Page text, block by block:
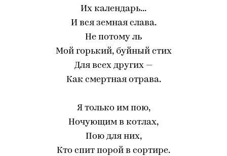
Их календарь...
И вся земная слава.
Не потому ль
Мой горький, буйный стих
Для всех других —
Как смертная отрава.
Я только им пою,
Ночующим в котлах,
Пою для них,
Кто спит порой в сортире.